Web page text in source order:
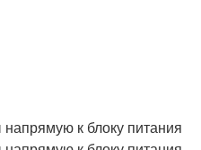
к блоку питания